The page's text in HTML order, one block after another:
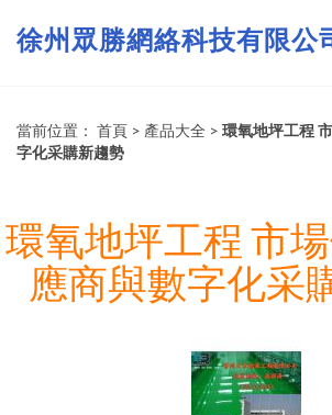
徐州眾勝網絡科技有限公
當前位置： 首頁 > 產品大全 > 環氧地坪工程
字化采購新趨勢
環氧地坪工程 市
應商與數字化采